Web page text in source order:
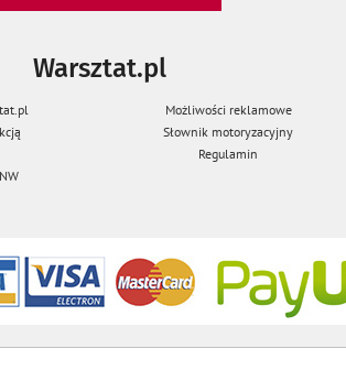
Warsztat.pl
Możliwości reklamowe
Słownik motoryzacyjny
Regulamin